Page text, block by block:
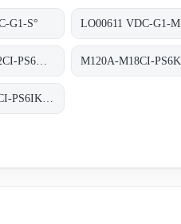
G1-S° LO00611 VDC-G1-M